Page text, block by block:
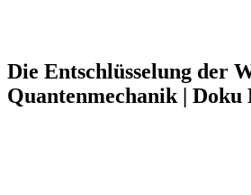
Die Entschlüsselung der
Quantenmechanik | Doku